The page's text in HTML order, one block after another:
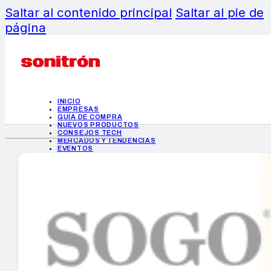
Saltar al contenido principal Saltar al pie de
página
INICIO
EMPRESAS
GUÍA DE COMPRA
NUEVOS PRODUCTOS
CONSEJOS TECH
MERCADOS Y TENDENCIAS
EVENTOS
INICIO
EMPRESAS